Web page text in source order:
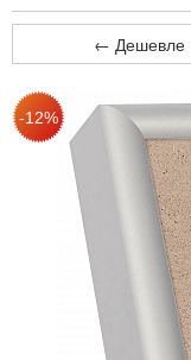
← Дешевле